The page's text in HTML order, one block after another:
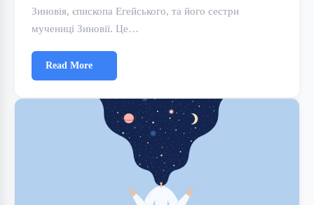
Зиновія, єпископа Егейського, та його сестри
мучениці Зиновії. Це…
Read More